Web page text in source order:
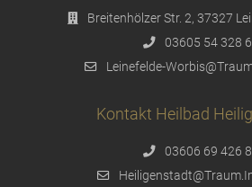
Breitenhölzer Str. 2, 37327
03605 54 328
Leinefelde-
Kontakt Heilbad
03606 69 426